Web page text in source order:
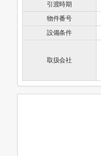
引渡時期
物件番号
設備条件
取扱会社